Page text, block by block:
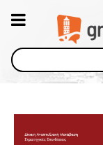
Αναζήτηση